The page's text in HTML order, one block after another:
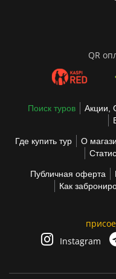
QR
Поиск туров Акции,
Где купить тур О
Публичная оферта
Как
Instagram